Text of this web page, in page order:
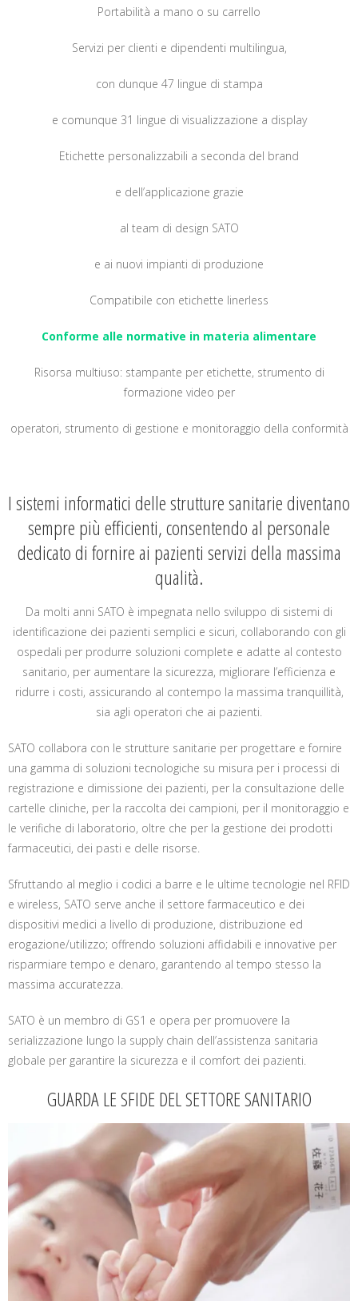
Portabilità a mano o su carrello
Servizi per clienti e dipendenti multilingua,
con dunque 47 lingue di stampa
e comunque 31 lingue di visualizzazione a display
Etichette personalizzabili a seconda del brand
e dell’applicazione grazie
al team di design SATO
e ai nuovi impianti di produzione
Compatibile con etichette linerless
Conforme alle normative in materia alimentare
Risorsa multiuso: stampante per etichette, strumento di
formazione video per
operatori, strumento di gestione e monitoraggio della conformità
I sistemi informatici delle strutture sanitarie diventano
sempre più efficienti, consentendo al personale
dedicato di fornire ai pazienti servizi della massima
qualità.
Da molti anni SATO è impegnata nello sviluppo di sistemi di
identificazione dei pazienti semplici e sicuri, collaborando con gli
ospedali per produrre soluzioni complete e adatte al contesto
sanitario, per aumentare la sicurezza, migliorare l’efficienza e
ridurre i costi, assicurando al contempo la massima tranquillità,
sia agli operatori che ai pazienti.
SATO collabora con le strutture sanitarie per progettare e fornire
una gamma di soluzioni tecnologiche su misura per i processi di
registrazione e dimissione dei pazienti, per la consultazione delle
cartelle cliniche, per la raccolta dei campioni, per il monitoraggio e
le verifiche di laboratorio, oltre che per la gestione dei prodotti
farmaceutici, dei pasti e delle risorse.
Sfruttando al meglio i codici a barre e le ultime tecnologie nel RFID
e wireless, SATO serve anche il settore farmaceutico e dei
dispositivi medici a livello di produzione, distribuzione ed
erogazione/utilizzo; offrendo soluzioni affidabili e innovative per
risparmiare tempo e denaro, garantendo al tempo stesso la
massima accuratezza.
SATO è un membro di GS1 e opera per promuovere la
serializzazione lungo la supply chain dell’assistenza sanitaria
globale per garantire la sicurezza e il comfort dei pazienti.
GUARDA LE SFIDE DEL SETTORE SANITARIO